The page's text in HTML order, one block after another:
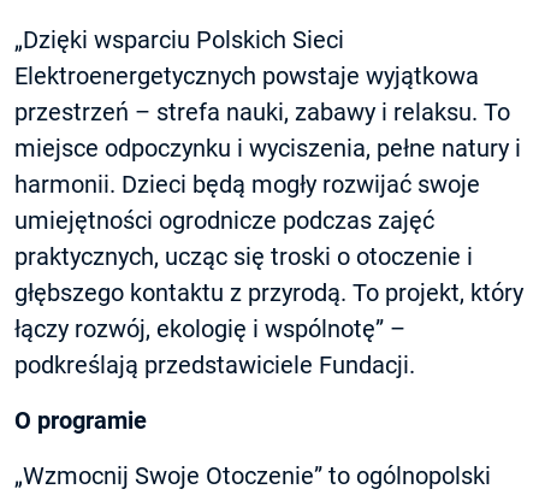
„Dzięki wsparciu Polskich Sieci
Elektroenergetycznych powstaje wyjątkowa
przestrzeń – strefa nauki, zabawy i relaksu. To
miejsce odpoczynku i wyciszenia, pełne natury i
harmonii. Dzieci będą mogły rozwijać swoje
umiejętności ogrodnicze podczas zajęć
praktycznych, ucząc się troski o otoczenie i
głębszego kontaktu z przyrodą. To projekt, który
łączy rozwój, ekologię i wspólnotę” –
podkreślają przedstawiciele Fundacji.
O programie
„Wzmocnij Swoje Otoczenie” to ogólnopolski